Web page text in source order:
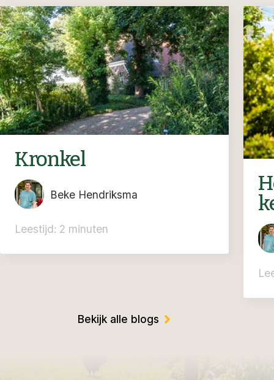
Kronkel
Beke Hendriksma
Leestijd: 2 minuten
Bekijk alle blogs